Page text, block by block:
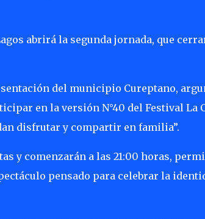
abrirá la segunda jornada, que
del municipio Cureptano,
en la versión N°40 del Festival La
disfrutar y compartir en familia”.
y comenzarán a las 21:00 horas,
pensado para celebrar la